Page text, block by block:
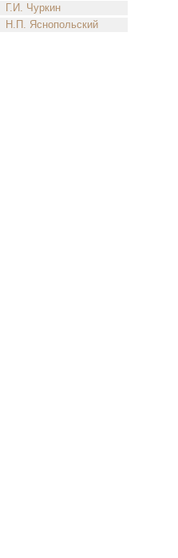
Г.И. Чуркин
Н.П. Яснопольский